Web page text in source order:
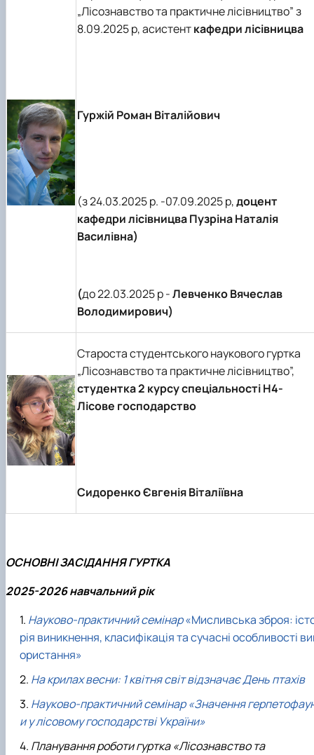
Пожежна ситуація в Україні за даними ЗМІ
Прес-релізи
„Лісознавство та практичне лісівництво” з
8.09.2025 р, асистенткафедри лісівницва
Гуржій Роман Віталійович
(з 24.03.2025 р. -07.09.2025 р,доцент
кафедри лісівницва Пузріна Наталія
Василівна)
(до 22.03.2025 р -Левченко Вячеслав
Володимирович)
Староста студентського наукового гуртка
„Лісознавство та практичне лісівництво”,
студентка 2 курсу спеціальності Н4-
Лісове господарство
Сидоренко Євгенія Віталіївна
ОСНОВНІ ЗАСІДАННЯ ГУРТКА
2025-2026 навчальний рік
Науково-практичний семінар«Мисливська зброя:
рія виникнення, класифікація та сучасні особливості
ористання»
На крилах весни: 1 квітня світ відзначає День птахів
Науково-практичний семінар «Значення
и у лісовому господарстві України»
Планування роботи гуртка «Лісознавство та